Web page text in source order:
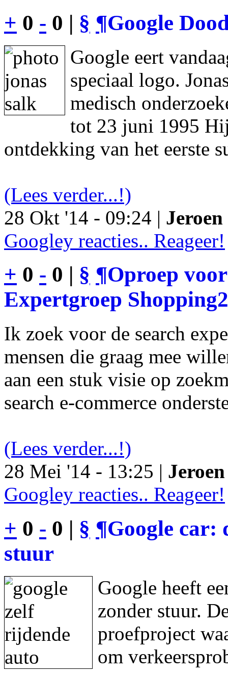
+ 0 - 0 | § ¶Google
Google eert
speciaal logo.
medisch
tot 23 juni 1995
ontdekking van het eerste
(Lees verder...!)
28 Okt '14 - 09:24 |
Googley reacties.. Reageer!
+ 0 - 0 | § ¶Oproep
Expertgroep
Ik zoek voor de search
mensen die graag mee
aan een stuk visie op
search e-commerce
(Lees verder...!)
28 Mei '14 - 13:25 |
Googley reacties.. Reageer!
+ 0 - 0 | § ¶Google car:
stuur
Google heeft
zonder stuur.
proefproject
om